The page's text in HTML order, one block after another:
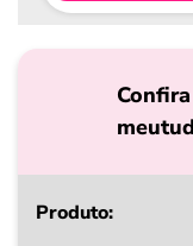
Produto